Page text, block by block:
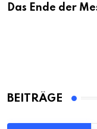
Das Ende der
BEITRÄGE